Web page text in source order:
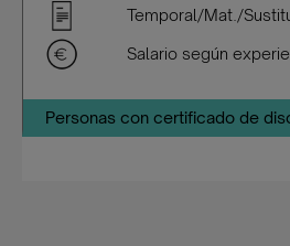
Temporal/Mat./
Salario según
Personas con certificado de